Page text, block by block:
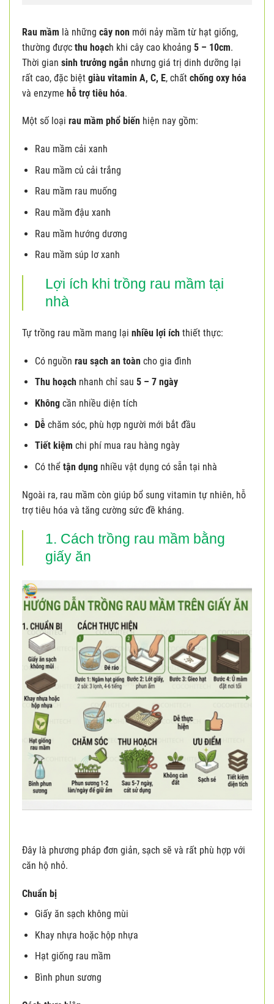
Rau mầm là những cây non mới nảy mầm từ hạt giống,
thường được thu hoạch khi cây cao khoảng 5 – 10cm.
Thời gian sinh trưởng ngắn nhưng giá trị dinh dưỡng lại
rất cao, đặc biệt giàu vitamin A, C, E, chất chống oxy hóa
và enzyme hỗ trợ tiêu hóa.
Một số loại rau mầm phổ biến hiện nay gồm:
Rau mầm cải xanh
Rau mầm củ cải trắng
Rau mầm rau muống
Rau mầm đậu xanh
Rau mầm hướng dương
Rau mầm súp lơ xanh
Lợi ích khi trồng rau mầm tại
nhà
Tự trồng rau mầm mang lại nhiều lợi ích thiết thực:
Có nguồn rau sạch an toàn cho gia đình
Thu hoạch nhanh chỉ sau 5 – 7 ngày
Khôngcần nhiều diện tích
Dễchăm sóc, phù hợp người mới bắt đầu
Tiết kiệm chi phí mua rau hàng ngày
Có thể tận dụngnhiều vật dụng có sẵn tại nhà
Ngoài ra, rau mầm còn giúp bổ sung vitamin tự nhiên, hỗ
trợ tiêu hóa và tăng cường sức đề kháng.
1. Cách trồng rau mầm bằng
giấy ăn
Đây là phương pháp đơn giản, sạch sẽ và rất phù hợp với
căn hộ nhỏ.
Chuẩn bị
Giấy ăn sạch không mùi
Khay nhựa hoặc hộp nhựa
Hạt giống rau mầm
Bình phun sương